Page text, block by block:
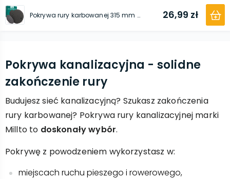
Pokrywa rury karbowanej 315 mm czarna 26,99 zł
Pokrywa kanalizacyjna - solidne
zakończenie rury
Budujesz sieć kanalizacyjną? Szukasz zakończenia
rury karbowanej? Pokrywa rury kanalizacyjnej marki
Millto to doskonały wybór.
Pokrywę z powodzeniem wykorzystasz w:
miejscach ruchu pieszego i rowerowego,